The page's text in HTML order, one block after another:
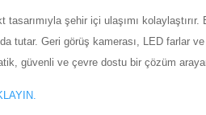
tasarımıyla şehir içi ulaşımı
tutar. Geri görüş kamerası, LED farlar
güvenli ve çevre dostu bir çözüm